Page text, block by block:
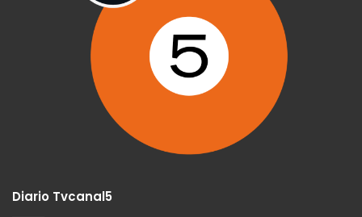
Diario Tvcanal5